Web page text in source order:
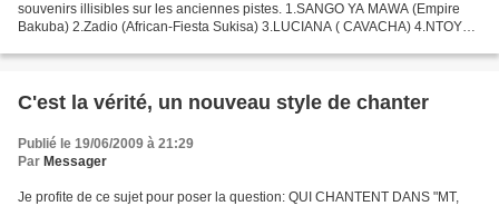
souvenirs illisibles sur les anciennes pistes. 1.SANGO YA MAWA (Empire
Bakuba) 2.Zadio (African-Fiesta Sukisa) 3.LUCIANA ( CAVACHA) 4.NTOYA
C'est la vérité, un nouveau style de chanter
Publié le 19/06/2009 à 21:29
Par Messager
Je profite de ce sujet pour poser la question: QUI CHANTENT DANS "MT,